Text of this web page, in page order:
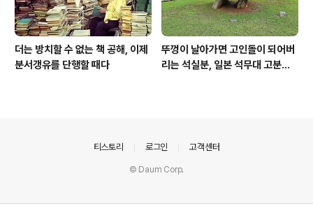
더는 방치할 수 없는 책 공해, 이제
분서갱유를 단행할 때다
뚜껑이 날아가면 고인돌이 되어버
리는 석실분, 일본 석무대 고분의
티스토리 로그인 고객센터
© Daum Corp.